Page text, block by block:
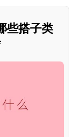
些搭子类